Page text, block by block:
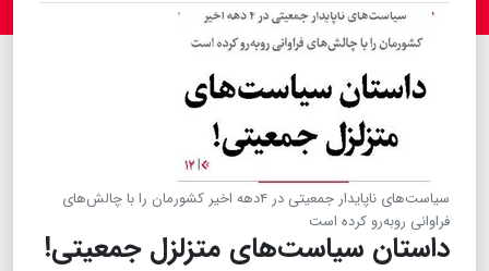
سیاست‌های ناپایدار جمعیتی در ۴دهه اخیر کشورمان را با چالش‌های
فراوانی روبه‌رو کرده است
داستان سیاست‌های متزلزل جمعیتی!